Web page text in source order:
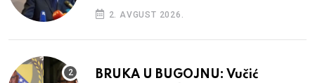
2. AVGUST 2026.
BRUKA U BUGOJNU: Vučić